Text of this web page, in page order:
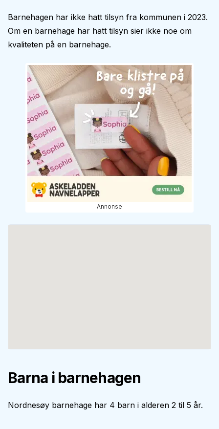
Barnehagen har ikke hatt tilsyn fra kommunen i 2023.
Om en barnehage har hatt tilsyn sier ikke noe om
kvaliteten på en barnehage.
Annonse
Barna i barnehagen
Nordnesøy barnehage har 4 barn i alderen 2 til 5 år.